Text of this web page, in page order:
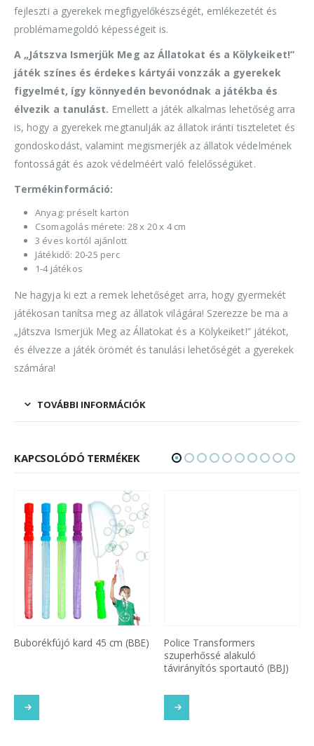
fejleszti a gyerekek megfigyelőkészségét, emlékezetét és
problémamegoldó képességeit is.
A „Játszva Ismerjük Meg az Állatokat és a Kölykeiket!”
játék színes és érdekes kártyái vonzzák a gyerekek
figyelmét, így könnyedén bevonódnak a játékba és
élvezik a tanulást. Emellett a játék alkalmas lehetőség arra
is, hogy a gyerekek megtanulják az állatok iránti tiszteletet és
gondoskodást, valamint megismerjék az állatok védelmének
fontosságát és azok védelméért való felelősségüket.
Termékinformáció:
Anyag: préselt karton
Csomagolás mérete: 28 x 20 x 4 cm
3 éves kortól ajánlott
Játékidő: 20-25 perc
1-4 játékos
Ne hagyja ki ezt a remek lehetőséget arra, hogy gyermekét
játékosan tanítsa meg az állatok világára! Szerezze be ma a
„Játszva Ismerjük Meg az Állatokat és a Kölykeiket!” játékot,
és élvezze a játék örömét és tanulási lehetőségét a gyerekek
számára!
TOVÁBBI INFORMÁCIÓK
KAPCSOLÓDÓ TERMÉKEK
Buborékfújó kard 45 cm (BBE)
Police Transformers
szuperhőssé alakuló
távirányítós sportautó (BBJ)